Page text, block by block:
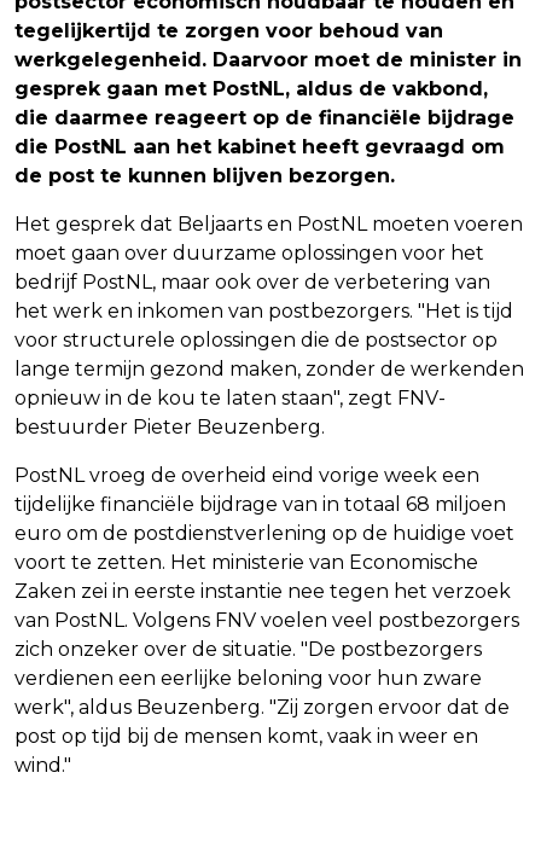
tegelijkertijd te zorgen voor behoud van
werkgelegenheid. Daarvoor moet de minister in
gesprek gaan met PostNL, aldus de vakbond,
die daarmee reageert op de financiële bijdrage
die PostNL aan het kabinet heeft gevraagd om
de post te kunnen blijven bezorgen.
Het gesprek dat Beljaarts en PostNL moeten voeren
moet gaan over duurzame oplossingen voor het
bedrijf PostNL, maar ook over de verbetering van
het werk en inkomen van postbezorgers. "Het is tijd
voor structurele oplossingen die de postsector op
lange termijn gezond maken, zonder de werkenden
opnieuw in de kou te laten staan", zegt FNV-
bestuurder Pieter Beuzenberg.
PostNL vroeg de overheid eind vorige week een
tijdelijke financiële bijdrage van in totaal 68 miljoen
euro om de postdienstverlening op de huidige voet
voort te zetten. Het ministerie van Economische
Zaken zei in eerste instantie nee tegen het verzoek
van PostNL. Volgens FNV voelen veel postbezorgers
zich onzeker over de situatie. "De postbezorgers
verdienen een eerlijke beloning voor hun zware
werk", aldus Beuzenberg. "Zij zorgen ervoor dat de
post op tijd bij de mensen komt, vaak in weer en
wind."